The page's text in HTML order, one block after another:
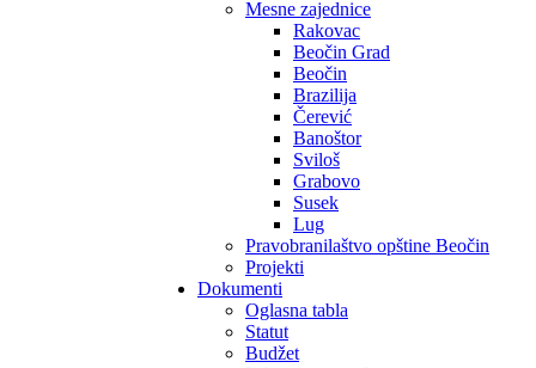
Mesne zajednice
Rakovac
Beočin Grad
Beočin
Brazilija
Čerević
Banoštor
Sviloš
Grabovo
Susek
Lug
Pravobranilaštvo opštine Beočin
Projekti
Dokumenti
Oglasna tabla
Statut
Budžet